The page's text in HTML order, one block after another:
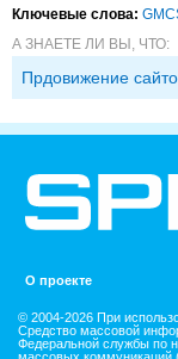
Ключевые слова:
А ЗНАЕТЕ ЛИ ВЫ, ЧТО:
Прдовижение
О проекте
© 2004-2026 При
Средство массовой
Федеральной службы по
массовых коммуникаций